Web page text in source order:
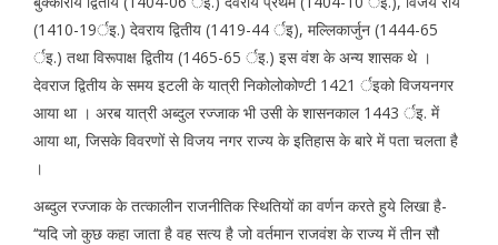
(1410-19र्इ.) देवराय द्वितीय (1419-44 र्इ), मल्लिकार्जुन (1444-65
र्इ.) तथा विरूपाक्ष द्वितीय (1465-65 र्इ.) इस वंश के अन्य शासक थे ।
देवराज द्वितीय के समय इटली के यात्री निकोलोकोण्टी 1421 र्इको विजयनगर
आया था । अरब यात्री अब्दुल रज्जाक भी उसी के शासनकाल 1443 र्इ. में
आया था, जिसके विवरणों से विजय नगर राज्य के इतिहास के बारे में पता चलता है
।
अब्दुल रज्जाक के तत्कालीन राजनीतिक स्थितियों का वर्णन करते हुये लिखा है-
‘‘यदि जो कुछ कहा जाता है वह सत्य है जो वर्तमान राजवंश के राज्य में तीन सौ